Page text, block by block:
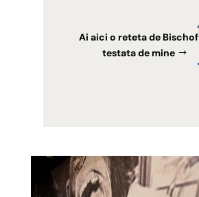
Ai aici o reteta de Bischof
testata de mine